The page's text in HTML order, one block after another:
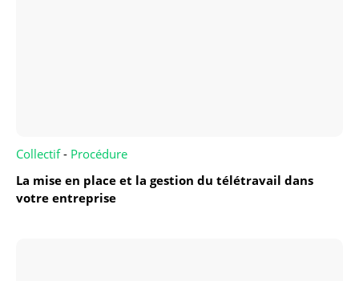
Collectif- Procédure
La mise en place et la gestion du télétravail dans
votre entreprise